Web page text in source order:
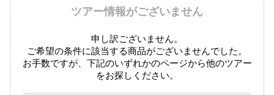
ツアー情報がございません
申し訳ございません。
ご希望の条件に該当する商品がございませんでした。
お手数ですが、下記のいずれかのページから他のツアー
をお探しください。